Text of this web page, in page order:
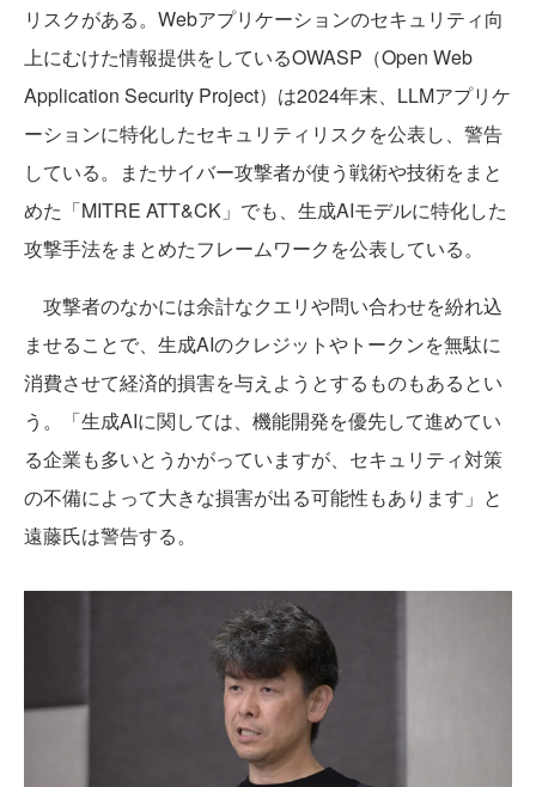
リスクがある。Webアプリケーションのセキュリティ向
上にむけた情報提供をしているOWASP（Open Web
Application Security Project）は2024年末、LLMアプリケ
ーションに特化したセキュリティリスクを公表し、警告
している。またサイバー攻撃者が使う戦術や技術をまと
めた「MITRE ATT&CK」でも、生成AIモデルに特化した
攻撃手法をまとめたフレームワークを公表している。
攻撃者のなかには余計なクエリや問い合わせを紛れ込
ませることで、生成AIのクレジットやトークンを無駄に
消費させて経済的損害を与えようとするものもあるとい
う。「生成AIに関しては、機能開発を優先して進めてい
る企業も多いとうかがっていますが、セキュリティ対策
の不備によって大きな損害が出る可能性もあります」と
遠藤氏は警告する。